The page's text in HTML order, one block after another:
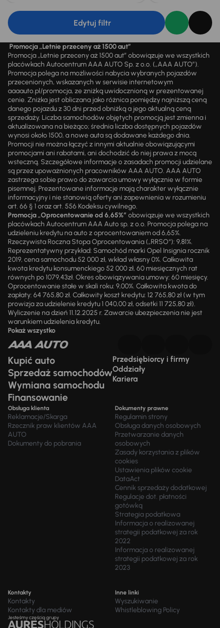
Edytuj filtr
Promocja „Letnie przeceny aż 1500 aut”
Promocja „Letnie przeceny aż 1500 aut” obowiązuje we wszystkich
placówkach Autocentrum AAA AUTO Sp. z o.o. („AAA AUTO”).
Promocja polega na możliwości nabycia wybranych pojazdów
przecenionych, wskazanych w serwisie internetowym
aaaauto.pl/promocja, ze zniżką uwidocznioną w prezentowanej
cenie. Zniżka jest obliczana jako różnica pomiędzy najniższą ceną
danego pojazdu z 30 dni przed obniżką a jego aktualną ceną
sprzedaży. Liczba samochodów objętych promocją jest zmienna i
aktualizowana na bieżąco; średnia liczba dostępnych pojazdów
wynosi około 1500, a nowe auta są dodawane każdego dnia.
Promocji nie można łączyć z innymi aktualnie obowiązującymi
promocjami ani rabatami, ani dochodzić do niej prawa z mocą
wsteczną. Szczegółowe informacje o zasadach promocji udzielane
są przez upoważnionych pracowników AAA AUTO. AAA AUTO
zastrzega sobie prawo do zawarcia umowy wyłącznie w formie
pisemnej. Prezentowane informacje mają charakter wyłącznie
informacyjny i nie stanowią oferty ani zapewnienia w rozumieniu
art. 66 § 1 oraz art. 556 Kodeksu cywilnego.
Promocja „Oprocentowanie od 6,65%” obowiązuje we wszystkich
placówkach Autocentrum AAA Auto sp. z o.o. Promocja polega na
udzieleniu kredytu na auto z oprocentowaniem od 6,65%.
Rzeczywista Roczna Stopa Oprocentowania („RRSO“): 9,81%.
Reprezentatywny przykład: Samochód marki Opel Insignia rocznik
2019, cena samochodu 52 000 zł, wkład własny 0%. Całkowita
kwota kredytu konsumenckiego 52 000 zł, 60 miesięcznych rat
równych po 1079,43zł. Okres obowiązywania umowy: 60 miesięcy.
Oprocentowanie stałe w skali roku: 9,00%. Całkowita kwota do
zapłaty: 64 765,80 zł. Całkowity koszt kredytu: 12 765,80 zł (w tym
prowizja za udzielenie kredytu 1 040,00 zł, odsetki 11 725,80 zł).
Wyliczenie na dzień 11.12.2025 r. Zawarcie ubezpieczenia nie jest
warunkiem udzielenia kredytu.
Pokaż wszystko
Kupić auto
Sprzedaż samochodów
Wymiana samochodu
Finansowanie
Przedsiębiorcy i firmy
Oddziały
Kariera
Obsługa klienta
Reklamacje/Skarga
Rzecznik praw klientów AAA
AUTO
Dokumenty do pobrania
Dokumenty prawne
Regulamin strony
Obsługa danych osobowych
Przetwarzanie danych
osobowych
Zasady korzystania z plików
cookies
Ustawienia plików cookie
DataAct
Cennik sprzedaży dodatkowej
Regulacje dot. płatności
gotówką
Strategia podatkowa
Informacja o realizowanej
strategii podatkowej za rok
2022
Informacja o realizowanej
strategii podatkowej za rok
2023
Kontakty
Kontakty
Kontakty dla mediów
Inne linki
Wyszukiwanie
Whistleblowing Policy
Jesteśmy częścią grupy